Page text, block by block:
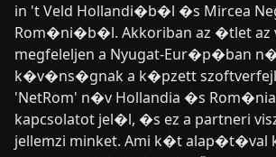
in 't Veld Hollandi�b�l �s Mircea
Rom�ni�b�l. Akkoriban az �tlet az
megfeleljen a Nyugat-Eur�p�ban
k�v�ns�gnak a k�pzett
'NetRom' n�v Hollandia �s
kapcsolatot jel�l, �s ez a partneri
jellemzi minket. Ami k�t alap�t�val